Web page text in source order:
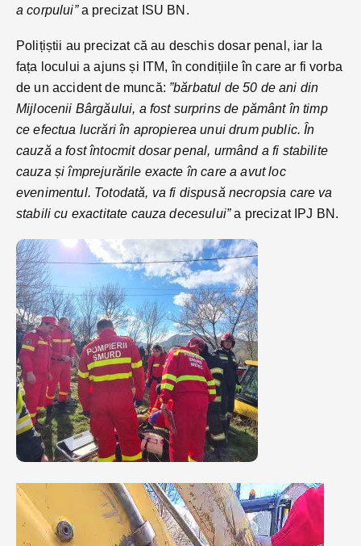
a corpului”a precizat ISU BN.
Polițiștii au precizat că au deschis dosar penal, iar la
fața locului a ajuns și ITM, în condițiile în care ar fi vorba
de un accident de muncă: ”bărbatul de 50 de ani din
Mijlocenii Bârgăului, a fost surprins de pământ în timp
ce efectua lucrări în apropierea unui drum public. În
cauză a fost întocmit dosar penal, urmând a fi stabilite
cauza și împrejurările exacte în care a avut loc
evenimentul. Totodată, va fi dispusă necropsia care va
stabili cu exactitate cauza decesului”a precizat IPJ BN.
Player
video